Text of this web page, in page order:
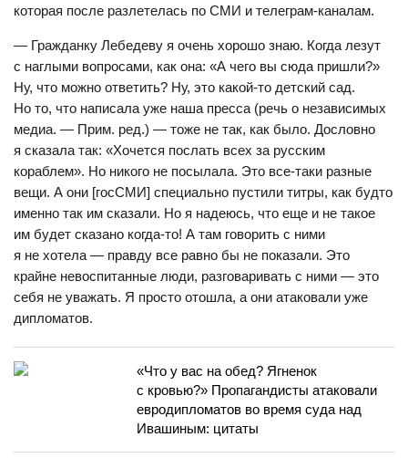
которая после разлетелась по СМИ и телеграм-каналам.
— Гражданку Лебедеву я очень хорошо знаю. Когда лезут
с наглыми вопросами, как она: «А чего вы сюда пришли?»
Ну, что можно ответить? Ну, это какой-то детский сад.
Но то, что написала уже наша пресса (речь о независимых
медиа. — Прим. ред.) — тоже не так, как было. Дословно
я сказала так: «Хочется послать всех за русским
кораблем». Но никого не посылала. Это все-таки разные
вещи. А они [госСМИ] специально пустили титры, как будто
именно так им сказали. Но я надеюсь, что еще и не такое
им будет сказано когда-то! А там говорить с ними
я не хотела — правду все равно бы не показали. Это
крайне невоспитанные люди, разговаривать с ними — это
себя не уважать. Я просто отошла, а они атаковали уже
дипломатов.
«Что у вас на обед? Ягненок
с кровью?» Пропагандисты атаковали
евродипломатов во время суда над
Ивашиным: цитаты